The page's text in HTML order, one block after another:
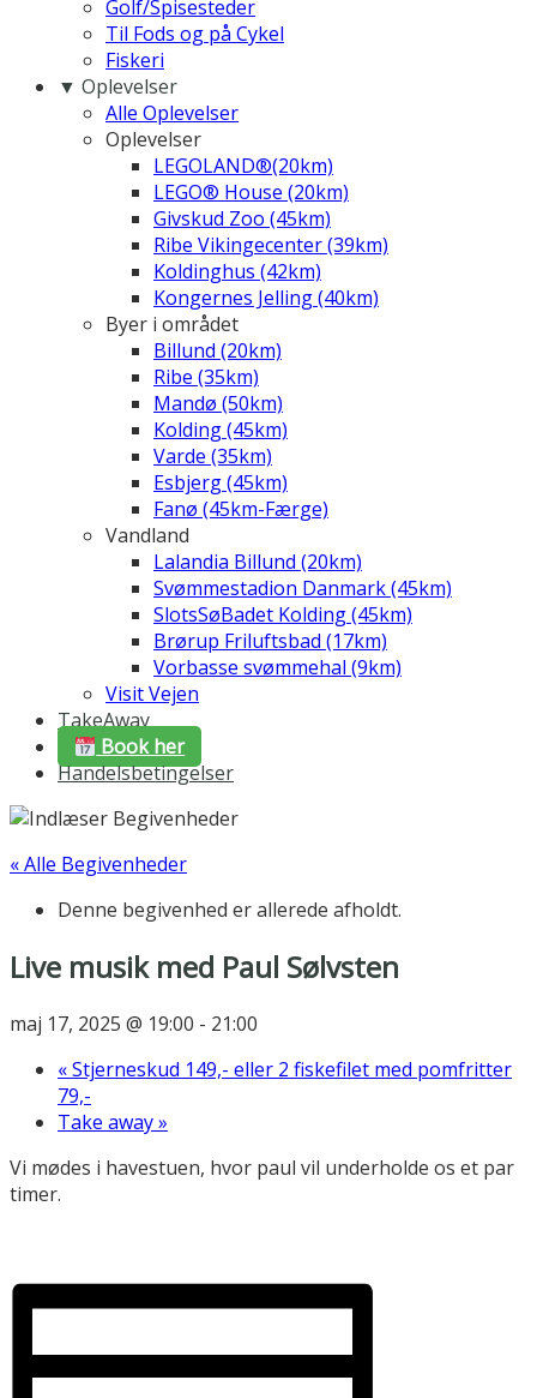
Golf/Spisesteder
Til Fods og på Cykel
Fiskeri
▼ Oplevelser
Alle Oplevelser
Oplevelser
LEGOLAND®(20km)
LEGO® House (20km)
Givskud Zoo (45km)
Ribe Vikingecenter (39km)
Koldinghus (42km)
Kongernes Jelling (40km)
Byer i området
Billund (20km)
Ribe (35km)
Mandø (50km)
Kolding (45km)
Varde (35km)
Esbjerg (45km)
Fanø (45km-Færge)
Vandland
Lalandia Billund (20km)
Svømmestadion Danmark (45km)
SlotsSøBadet Kolding (45km)
Brørup Friluftsbad (17km)
Vorbasse svømmehal (9km)
Visit Vejen
TakeAway
Book her
Handelsbetingelser
« Alle Begivenheder
Denne begivenhed er allerede afholdt.
Live musik med Paul Sølvsten
maj 17, 2025 @ 19:00 - 21:00
«Stjerneskud 149,- eller 2 fiskefilet med pomfritter
79,-
Take away»
Vi mødes i havestuen, hvor paul vil underholde os et par
timer.